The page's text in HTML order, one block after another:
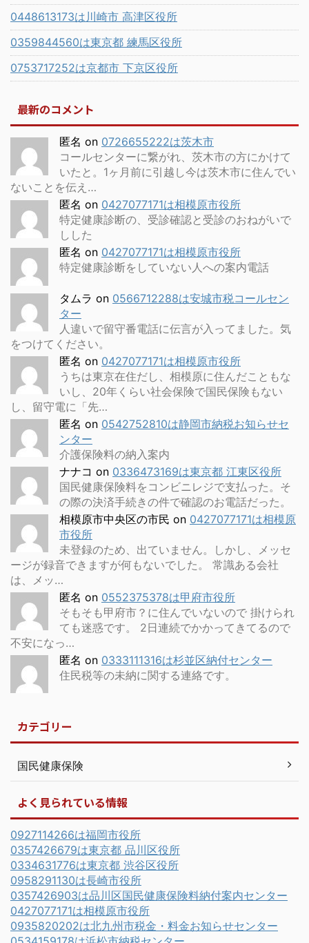
0448613173は川崎市 高津区役所
0359844560は東京都 練馬区役所
0753717252は京都市 下京区役所
最新のコメント
匿名 on 0726655222は茨木市
コールセンターに繋がれ、茨木市の方にかけて
いたと。1ヶ月前に引越し今は茨木市に住んでい
ないことを伝え…
匿名 on 0427077171は相模原市役所
特定健康診断の、受診確認と受診のおねがいで
しした
匿名 on 0427077171は相模原市役所
特定健康診断をしていない人への案内電話
タムラ on 0566712288は安城市税コールセン
ター
人違いで留守番電話に伝言が入ってました。気
をつけてください。
匿名 on 0427077171は相模原市役所
うちは東京在住だし、相模原に住んだこともな
いし、20年くらい社会保険で国民保険もない
し、留守電に「先…
匿名 on 0542752810は静岡市納税お知らせセ
ンター
介護保険料の納入案内
ナナコ on 0336473169は東京都 江東区役所
国民健康保険料をコンビニレジで支払った。そ
の際の決済手続きの件で確認のお電話だった。
相模原市中央区の市民 on 0427077171は相模原
市役所
未登録のため、出ていません。しかし、メッセ
ージが録音できますが何もないでした。 常識ある会社
は、メッ…
匿名 on 0552375378は甲府市役所
そもそも甲府市？に住んでいないので 掛けられ
ても迷惑です。 2日連続でかかってきてるので
不安になっ…
匿名 on 0333111316は杉並区納付センター
住民税等の未納に関する連絡です。
カテゴリー
国民健康保険
よく見られている情報
0927114266は福岡市役所
0357426679は東京都 品川区役所
0334631776は東京都 渋谷区役所
0958291130は長崎市役所
0357426903は品川区国民健康保険料納付案内センター
0427077171は相模原市役所
0935820202は北九州市税金・料金お知らせセンター